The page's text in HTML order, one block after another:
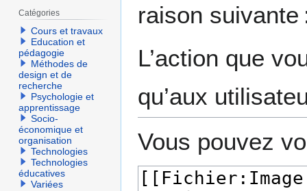
navigation
recherche
raison suivante
L’action que
qu’aux
Vous pouvez
Catégories
Cours et travaux
Education et
pédagogie
Méthodes de
design et de
recherche
Psychologie et
apprentissage
Socio-
économique et
organisation
Technologies
Technologies
éducatives
Variées